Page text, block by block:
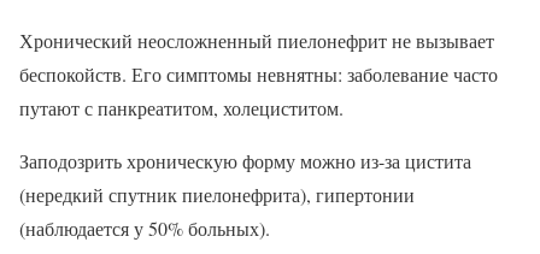
Хронический неосложненный пиелонефрит не вызывает
беспокойств. Его симптомы невнятны: заболевание часто
путают с панкреатитом, холециститом.
Заподозрить хроническую форму можно из-за цистита
(нередкий спутник пиелонефрита), гипертонии
(наблюдается у 50% больных).